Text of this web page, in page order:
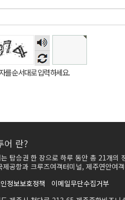
숫자음성듣기
를 순서대로 입력하세요.
어 란?
탑승권 한 장으로 하루 동안 총 21개의
제공항과 크루즈여객터미널, 제주연안여
정보보호정책
이메일무단수집거부